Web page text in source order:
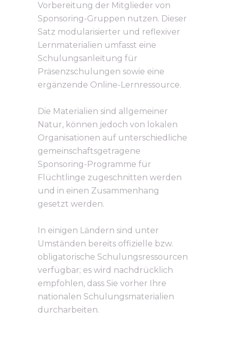
Vorbereitung der Mitglieder von
Sponsoring-Gruppen nutzen. Dieser
Satz modularisierter und reflexiver
Lernmaterialien umfasst eine
Schulungsanleitung für
Präsenzschulungen sowie eine
ergänzende Online-Lernressource.
Die Materialien sind allgemeiner
Natur, können jedoch von lokalen
Organisationen auf unterschiedliche
gemeinschaftsgetragene
Sponsoring-Programme für
Flüchtlinge zugeschnitten werden
und in einen Zusammenhang
gesetzt werden.
In einigen Ländern sind unter
Umständen bereits offizielle bzw.
obligatorische Schulungsressourcen
verfügbar; es wird nachdrücklich
empfohlen, dass Sie vorher Ihre
nationalen Schulungsmaterialien
durcharbeiten.